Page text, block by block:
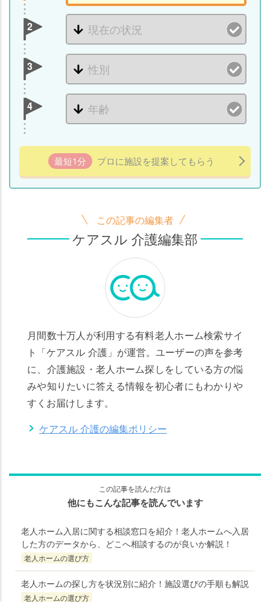
2
3
4
最短1分 プロに施設を提案してもらう
この記事の編集者
ケアスル 介護編集部
月間数十万人が利用する有料老人ホーム検索サイ
ト「ケアスル 介護」が運営。ユーザーの声を参考
に、介護施設・老人ホーム探しをしている方の悩
みや知りたいに答える情報を初心者にもわかりや
すくお届けします。
ケアスル 介護の編集ポリシー
この記事を読んだ方は
他にもこんな記事を読んでいます
老人ホーム入居に関する相談窓口を紹介！老人ホームへ入居
した方のデータから、どこへ相談するのが良いか解説！
老人ホームの選び方
老人ホームの探し方を状況別に紹介！施設選びの手順も解説
老人ホームの選び方
老人ホームの
老人ホームの